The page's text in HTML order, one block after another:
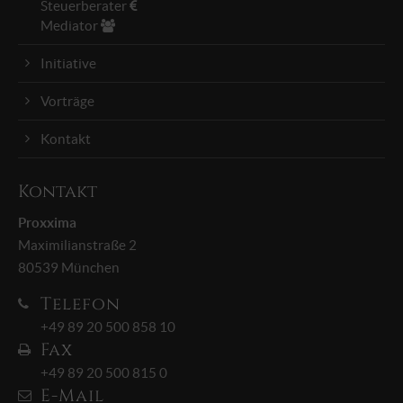
+44 1234 567 890
info@yourdomain.com
parturient montes, nascetur ridiculus mus. Donec
quam felis, ultricies nec.
Steuerberater
Mediator
Initiative
Vorträge
Kontakt
Kontakt
Proxxima
Maximilianstraße 2
80539 München
Telefon
+49 89 20 500 858 10
Fax
+49 89 20 500 815 0
E-Mail